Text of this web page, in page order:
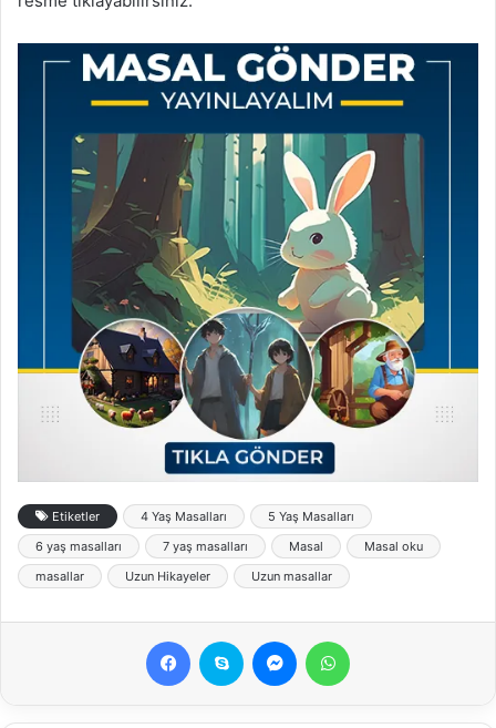
Etiketler 4 Yaş Masalları
5 Yaş Masalları
6 yaş masalları
7 yaş masalları Masal
Masal oku
masallar
Uzun Hikayeler Uzun masallar
FacebookSkype Messenger